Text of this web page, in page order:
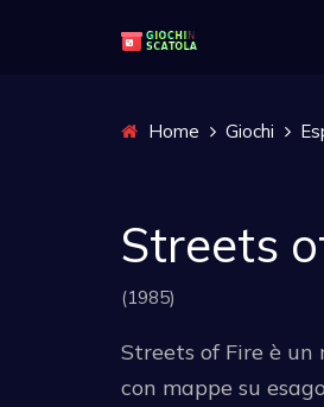
Home Giochi
Streets
(1985)
Streets of Fire è
con mappe su